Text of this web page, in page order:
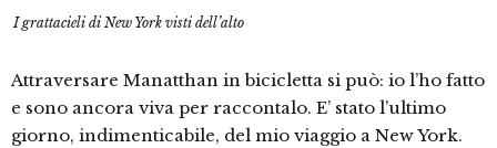
I grattacieli di New York visti dell’alto
Attraversare Manatthan in bicicletta si può: io l’ho fatto
e sono ancora viva per raccontalo. E’ stato l’ultimo
giorno, indimenticabile, del mio viaggio a New York.